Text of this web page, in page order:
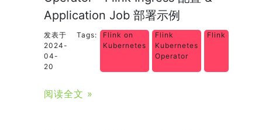
Application Job 部署示例
发表于
2024-
04-
20
Tags:
Flink on
Kubernetes
Flink
Kubernetes
Operator
Flink
阅读全文 »